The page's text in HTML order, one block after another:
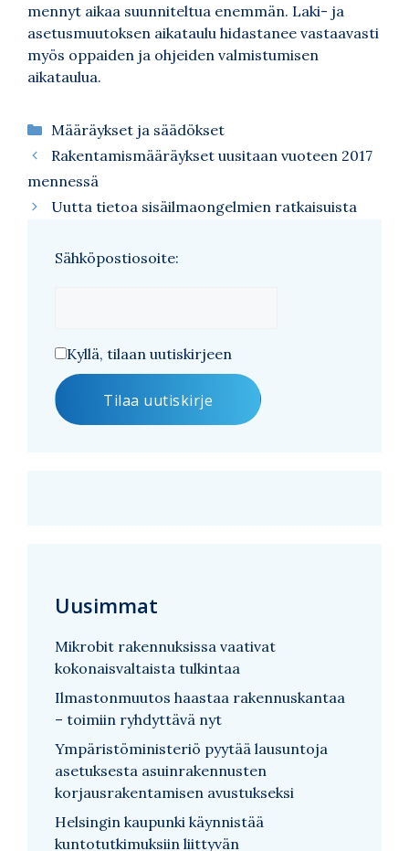
mennyt aikaa suunniteltua enemmän. Laki- ja
asetusmuutoksen aikataulu hidastanee vastaavasti
myös oppaiden ja ohjeiden valmistumisen
aikataulua.
Kategoriat
Määräykset ja säädökset
Rakentamismääräykset uusitaan vuoteen 2017
mennessä
Uutta tietoa sisäilmaongelmien ratkaisuista
Sähköpostiosoite:
Kyllä, tilaan uutiskirjeen
Uusimmat
Mikrobit rakennuksissa vaativat
kokonaisvaltaista tulkintaa
Ilmastonmuutos haastaa rakennuskantaa
– toimiin ryhdyttävä nyt
Ympäristöministeriö pyytää lausuntoja
asetuksesta asuinrakennusten
korjausrakentamisen avustukseksi
Helsingin kaupunki käynnistää
kuntotutkimuksiin liittyvän